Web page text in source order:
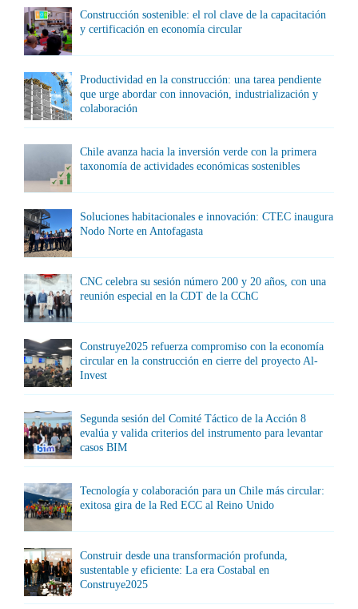
Construcción sostenible: el rol clave de la capacitación
y certificación en economía circular
Productividad en la construcción: una tarea pendiente
que urge abordar con innovación, industrialización y
colaboración
Chile avanza hacia la inversión verde con la primera
taxonomía de actividades económicas sostenibles
Soluciones habitacionales e innovación: CTEC inaugura
Nodo Norte en Antofagasta
CNC celebra su sesión número 200 y 20 años, con una
reunión especial en la CDT de la CChC
Construye2025 refuerza compromiso con la economía
circular en la construcción en cierre del proyecto Al-
Invest
Segunda sesión del Comité Táctico de la Acción 8
evalúa y valida criterios del instrumento para levantar
casos BIM
Tecnología y colaboración para un Chile más circular:
exitosa gira de la Red ECC al Reino Unido
Construir desde una transformación profunda,
sustentable y eficiente: La era Costabal en
Construye2025